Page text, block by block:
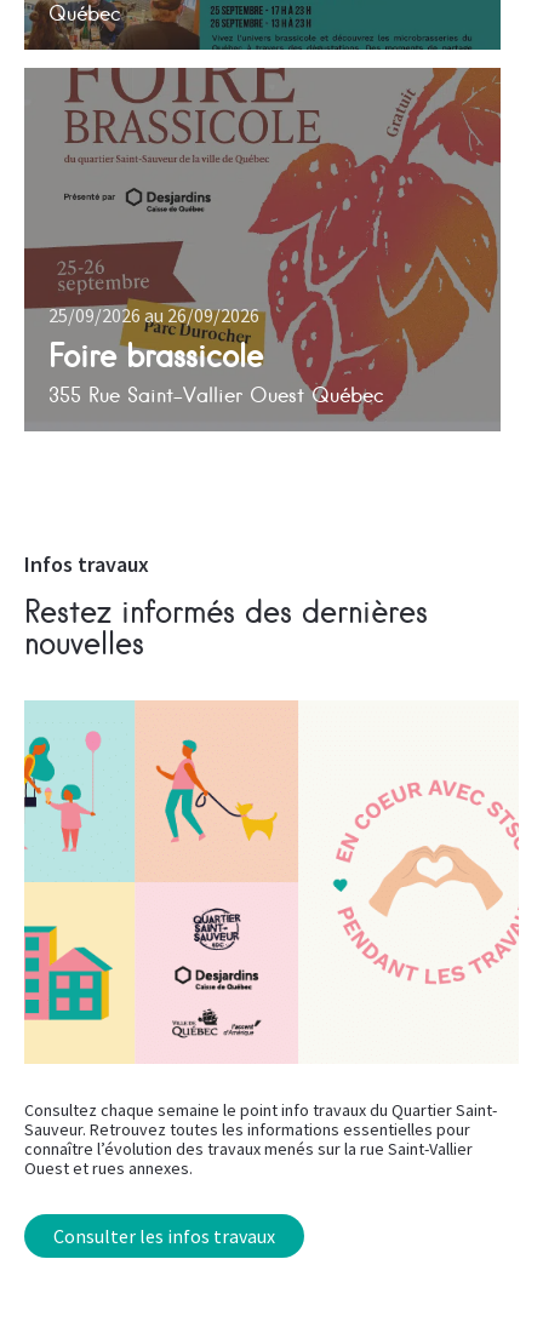
Québec
25/09/2026 au 26/09/2026
Foire brassicole
355 Rue Saint-Vallier Ouest Québec
Infos travaux
Restez informés des dernières
nouvelles
Consultez chaque semaine le point info travaux du Quartier Saint-
Sauveur. Retrouvez toutes les informations essentielles pour
connaître l’évolution des travaux menés sur la rue Saint-Vallier
Ouest et rues annexes.
Consulter les infos travaux